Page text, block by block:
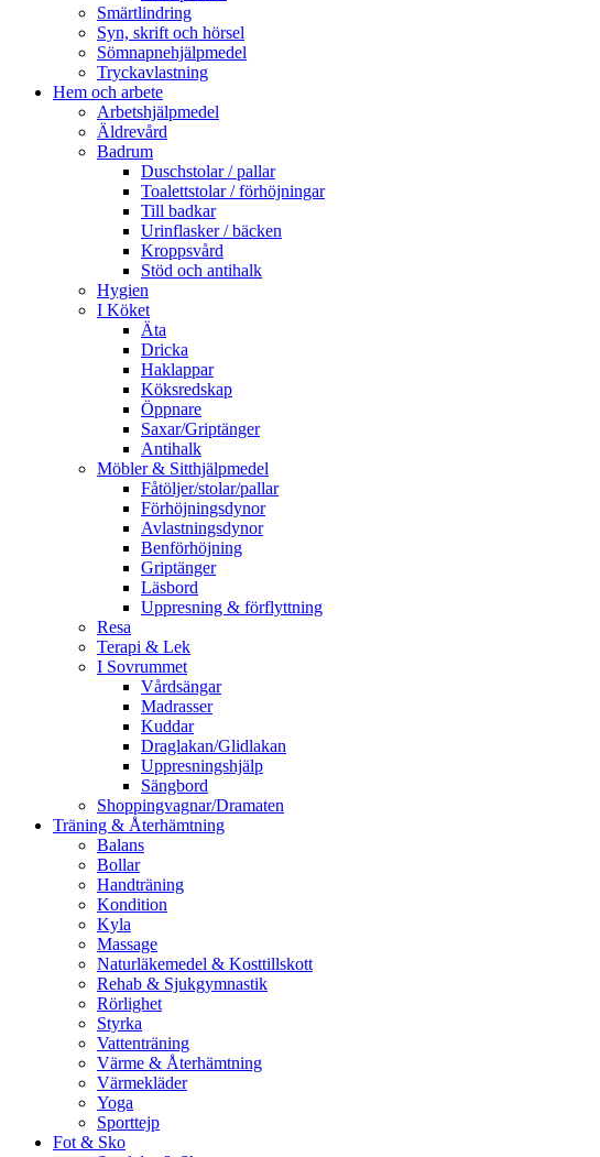
Smärtlindring
Syn, skrift och hörsel
Sömnapnehjälpmedel
Tryckavlastning
Hem och arbete
Arbetshjälpmedel
Äldrevård
Badrum
Duschstolar / pallar
Toalettstolar / förhöjningar
Till badkar
Urinflasker / bäcken
Kroppsvård
Stöd och antihalk
Hygien
I Köket
Äta
Dricka
Haklappar
Köksredskap
Öppnare
Saxar/Griptänger
Antihalk
Möbler & Sitthjälpmedel
Fåtöljer/stolar/pallar
Förhöjningsdynor
Avlastningsdynor
Benförhöjning
Griptänger
Läsbord
Uppresning & förflyttning
Resa
Terapi & Lek
I Sovrummet
Vårdsängar
Madrasser
Kuddar
Draglakan/Glidlakan
Uppresningshjälp
Sängbord
Shoppingvagnar/Dramaten
Träning & Återhämtning
Balans
Bollar
Handträning
Kondition
Kyla
Massage
Naturläkemedel & Kosttillskott
Rehab & Sjukgymnastik
Rörlighet
Styrka
Vattenträning
Värme & Återhämtning
Värmekläder
Yoga
Sporttejp
Fot & Sko